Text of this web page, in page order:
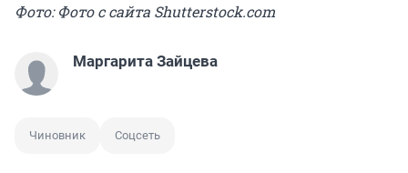
Фото: Фото с сайта Shutterstock.com
Маргарита Зайцева
Чиновник Соцсеть